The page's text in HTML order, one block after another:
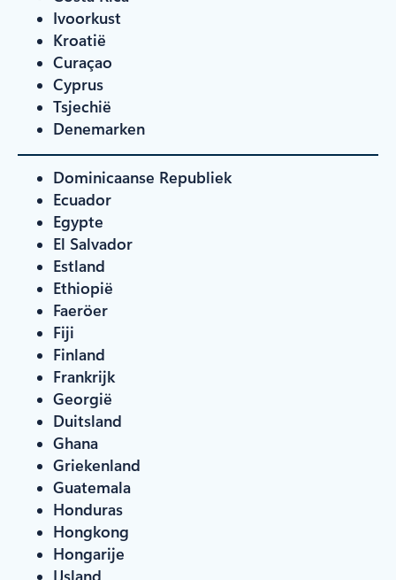
Ivoorkust
Kroatië
Curaçao
Cyprus
Tsjechië
Denemarken
Dominicaanse Republiek
Ecuador
Egypte
El Salvador
Estland
Ethiopië
Faeröer
Fiji
Finland
Frankrijk
Georgië
Duitsland
Ghana
Griekenland
Guatemala
Honduras
Hongkong
Hongarije
IJsland